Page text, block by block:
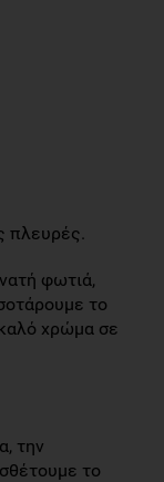
πλευρές.
φωτιά,
το
χρώμα σε
την
το